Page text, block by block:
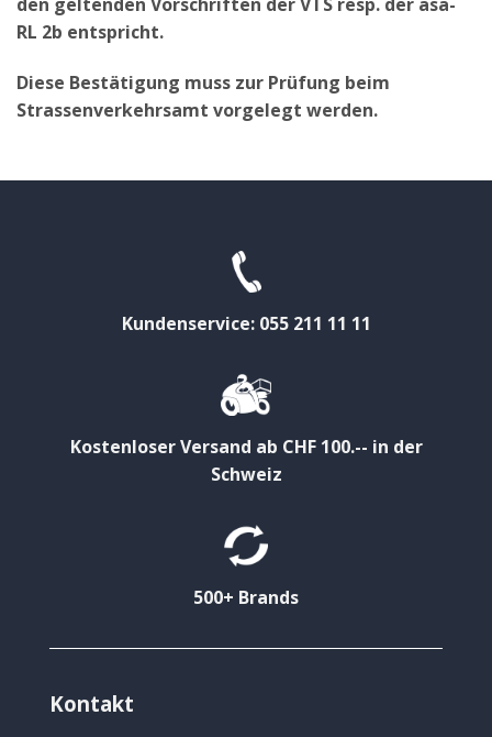
RL 2b entspricht.
Diese Bestätigung muss zur Prüfung beim
Strassenverkehrsamt vorgelegt werden.
Kundenservice: 055 211 11 11
Kostenloser Versand ab CHF 100.-- in der
Schweiz
500+ Brands
Kontakt